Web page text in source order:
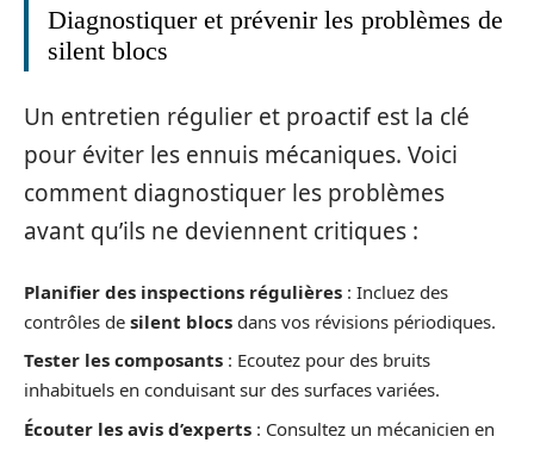
Diagnostiquer et prévenir les problèmes de
silent blocs
Un entretien régulier et proactif est la clé
pour éviter les ennuis mécaniques. Voici
comment diagnostiquer les problèmes
avant qu’ils ne deviennent critiques :
Planifier des inspections régulières : Incluez des
contrôles de silent blocs dans vos révisions périodiques.
Tester les composants : Ecoutez pour des bruits
inhabituels en conduisant sur des surfaces variées.
Écouter les avis d’experts : Consultez un mécanicien en